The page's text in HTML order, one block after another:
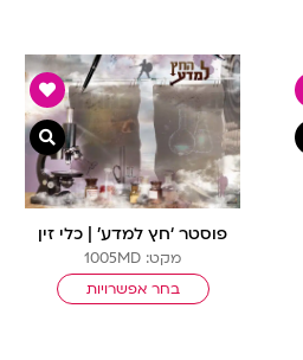
צפייה מהירה
פוסטר ‘חץ למדע’ | כלי זין
מקט: 1005MD
בחר אפשרויות